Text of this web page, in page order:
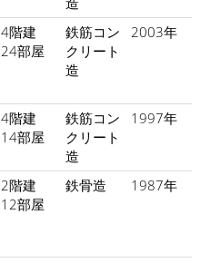
4階建
24部屋
鉄筋コン
クリート
造
2003年
4階建
14部屋
鉄筋コン
クリート
造
1997年
2階建
12部屋
鉄骨造 1987年